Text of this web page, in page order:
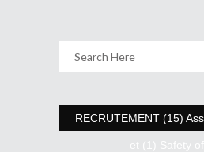
RECRUTEMENT (15)
et (1) Safety